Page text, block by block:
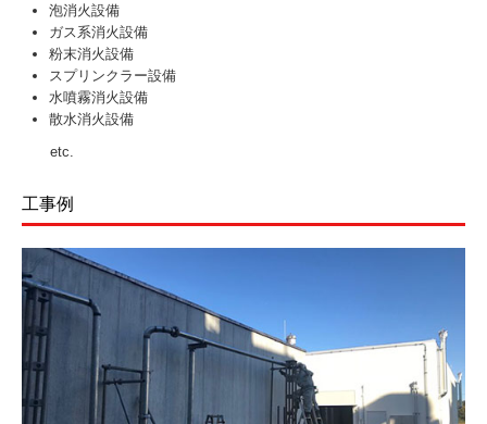
泡消火設備
ガス系消火設備
粉末消火設備
スプリンクラー設備
水噴霧消火設備
散水消火設備
etc.
工事例